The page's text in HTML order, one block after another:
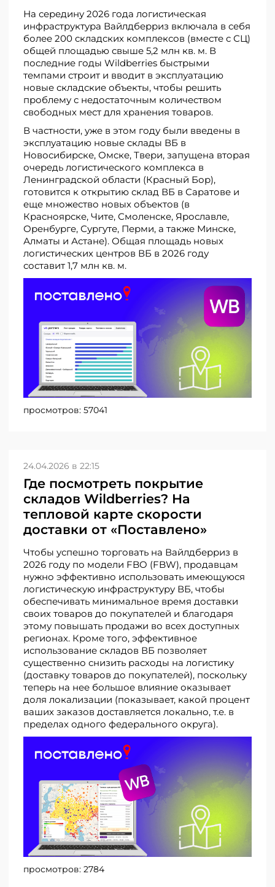
На середину 2026 года логистическая
инфраструктура Вайлдберриз включала в себя
более 200 складских комплексов (вместе с СЦ)
общей площадью свыше 5,2 млн кв. м. В
последние годы Wildberries быстрыми
темпами строит и вводит в эксплуатацию
новые складские объекты, чтобы решить
проблему с недостаточным количеством
свободных мест для хранения товаров.
В частности, уже в этом году были введены в
эксплуатацию новые склады ВБ в
Новосибирске, Омске, Твери, запущена вторая
очередь логистического комплекса в
Ленинградской области (Красный Бор),
готовится к открытию склад ВБ в Саратове и
еще множество новых объектов (в
Красноярске, Чите, Смоленске, Ярославле,
Оренбурге, Сургуте, Перми, а также Минске,
Алматы и Астане). Общая площадь новых
логистических центров ВБ в 2026 году
составит 1,7 млн кв. м.
просмотров: 57041
24.04.2026 в 22:15
Где посмотреть покрытие
складов Wildberries? На
тепловой карте скорости
доставки от «Поставлено»
Чтобы успешно торговать на Вайлдберриз в
2026 году по модели FBO (FBW), продавцам
нужно эффективно использовать имеющуюся
логистическую инфраструктуру ВБ, чтобы
обеспечивать минимальное время доставки
своих товаров до покупателей и благодаря
этому повышать продажи во всех доступных
регионах. Кроме того, эффективное
использование складов ВБ позволяет
существенно снизить расходы на логистику
(доставку товаров до покупателей), поскольку
теперь на нее большое влияние оказывает
доля локализации (показывает, какой процент
ваших заказов доставляется локально, т.е. в
пределах одного федерального округа).
просмотров: 2784